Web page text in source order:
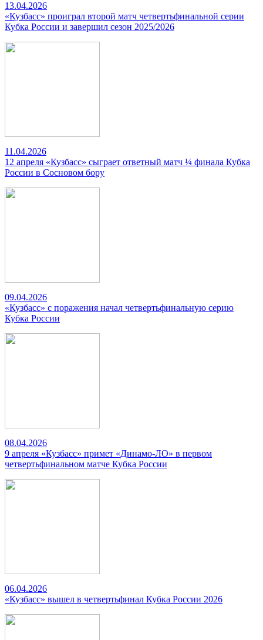
13.04.2026
«Кузбасс» проиграл второй матч четвертьфинальной серии
Кубка России и завершил сезон 2025/2026
11.04.2026
12 апреля «Кузбасс» сыграет ответный матч ¼ финала Кубка
России в Сосновом бору
09.04.2026
«Кузбасс» с поражения начал четвертьфинальную серию
Кубка России
08.04.2026
9 апреля «Кузбасс» примет «Динамо-ЛО» в первом
четвертьфинальном матче Кубка России
06.04.2026
«Кузбасс» вышел в четвертьфинал Кубка России 2026